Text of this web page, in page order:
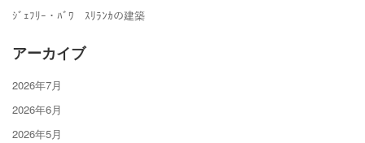
ｼﾞｪﾌﾘｰ・ﾊﾞﾜ ｽﾘﾗﾝｶの建築
アーカイブ
2026年7月
2026年6月
2026年5月